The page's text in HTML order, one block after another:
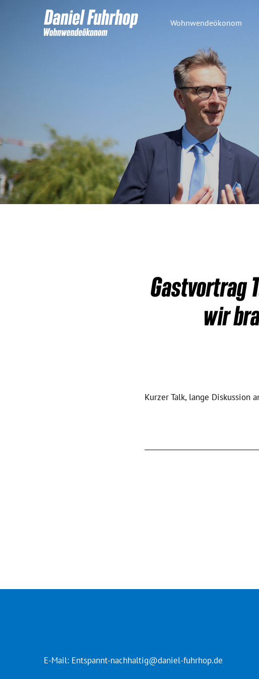
Wohnwendeökonom
Gastvortrag
wir
Kurzer Talk, lange Diskussion
E-Mail: Entspannt-nachhaltig@daniel-fuhrhop.de